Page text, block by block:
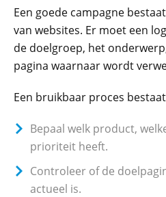
Een goede campagne
van websites. Er moet een
de doelgroep, het
pagina waarnaar wordt
Een bruikbaar proces
Bepaal welk product,
prioriteit heeft.
Controleer of de
actueel is.